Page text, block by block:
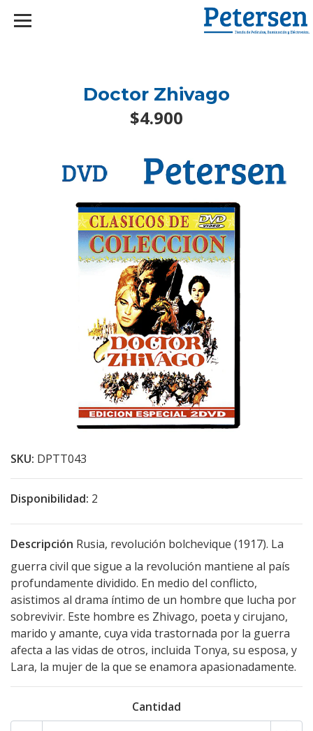
Doctor Zhivago
$4.900
SKU: DPTT043
Disponibilidad: 2
Descripción Rusia, revolución bolchevique (1917). La
guerra civil que sigue a la revolución mantiene al país
profundamente dividido. En medio del conflicto,
asistimos al drama íntimo de un hombre que lucha por
sobrevivir. Este hombre es Zhivago, poeta y cirujano,
marido y amante, cuya vida trastornada por la guerra
afecta a las vidas de otros, incluida Tonya, su esposa, y
Lara, la mujer de la que se enamora apasionadamente.
Cantidad